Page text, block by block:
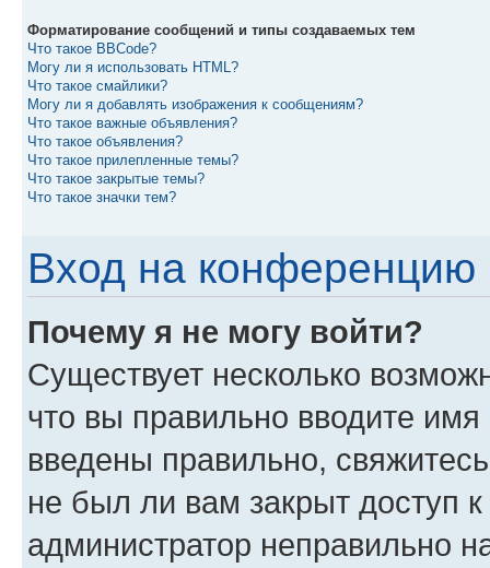
Форматирование сообщений и типы создаваемых тем
Что такое BBCode?
Могу ли я использовать HTML?
Что такое смайлики?
Могу ли я добавлять изображения к сообщениям?
Что такое важные объявления?
Что такое объявления?
Что такое прилепленные темы?
Что такое закрытые темы?
Что такое значки тем?
Вход на конференцию
Почему я не могу войти?
Существует несколько
что вы правильно вводите
введены правильно,
не был ли вам закрыт доступ
администратор неправильно